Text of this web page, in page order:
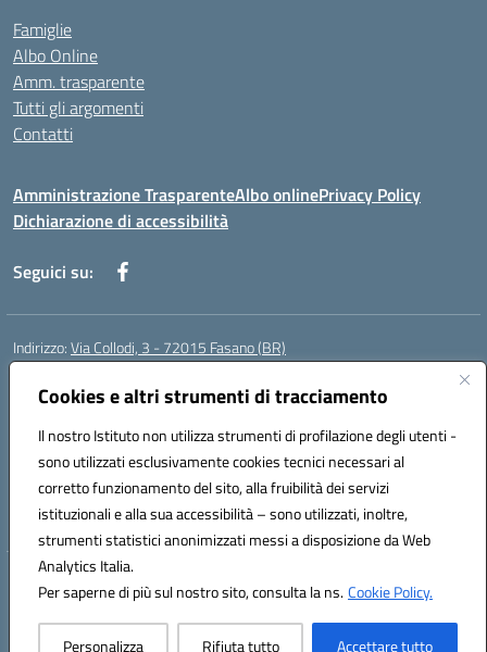
Cookies e altri strumenti di tracciamento
Il nostro Istituto non utilizza strumenti di profilazione degli utenti -
sono utilizzati esclusivamente cookies tecnici necessari al
corretto funzionamento del sito, alla fruibilità dei servizi
istituzionali e alla sua accessibilità – sono utilizzati, inoltre,
strumenti statistici anonimizzati messi a disposizione da Web
Analytics Italia.
Per saperne di più sul nostro sito, consulta la ns.Cookie Policy.
Personalizza Rifiuta tutto Accettare tutto
Famiglie
Albo Online
Amm. trasparente
Tutti gli argomenti
Contatti
Amministrazione TrasparenteAlbo onlinePrivacy Policy
Dichiarazione di accessibilità
Seguici su:
Indirizzo:Via Collodi, 3 - 72015 Fasano (BR)
Centralino:
Posta elettronica certificata (PEC):bric839004@pec.istruzione.it
Codice fiscale: 90059320748
Codice meccanografico:BRIC839004
Codice Indice delle Pubbliche Amministrazioni (IPA): istsc_bree02200r
Codice unico di fatturazione (CUF): MIL3BD
Hosting & Powered by 3D Solution S.r.l.
Concept & Design by Designers Italia